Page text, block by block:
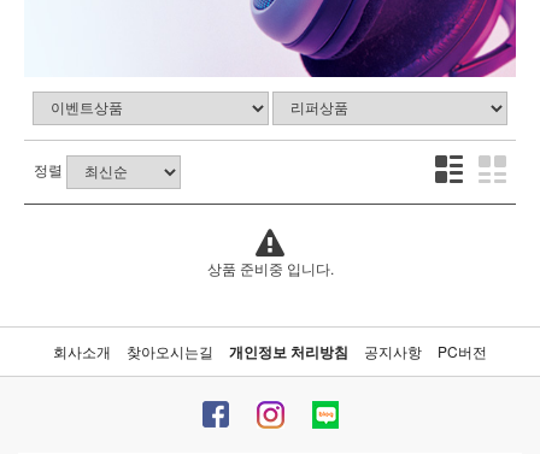
정렬
상품 준비중 입니다.
회사소개 찾아오시는길 개인정보 처리방침 공지사항 PC버전